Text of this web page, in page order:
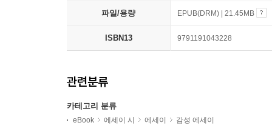
파일/용량 EPUB(DRM) | 21.45MB
ISBN13 9791191043228
관련분류
카테고리 분류
eBook 에세이 시 에세이 감성 에세이